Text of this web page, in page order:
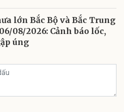
lớn Bắc Bộ và Bắc Trung
08/2026: Cảnh báo lốc,
úng